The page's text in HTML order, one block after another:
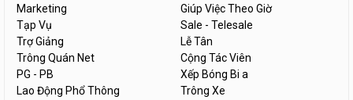
Marketing
Giúp Việc Theo Giờ
Tạp Vụ
Sale - Telesale
Trợ Giảng
Lễ Tân
Trông Quán Net
Cộng Tác Viên
PG - PB
Xếp Bóng Bi a
Lao Động Phổ Thông
Trông Xe